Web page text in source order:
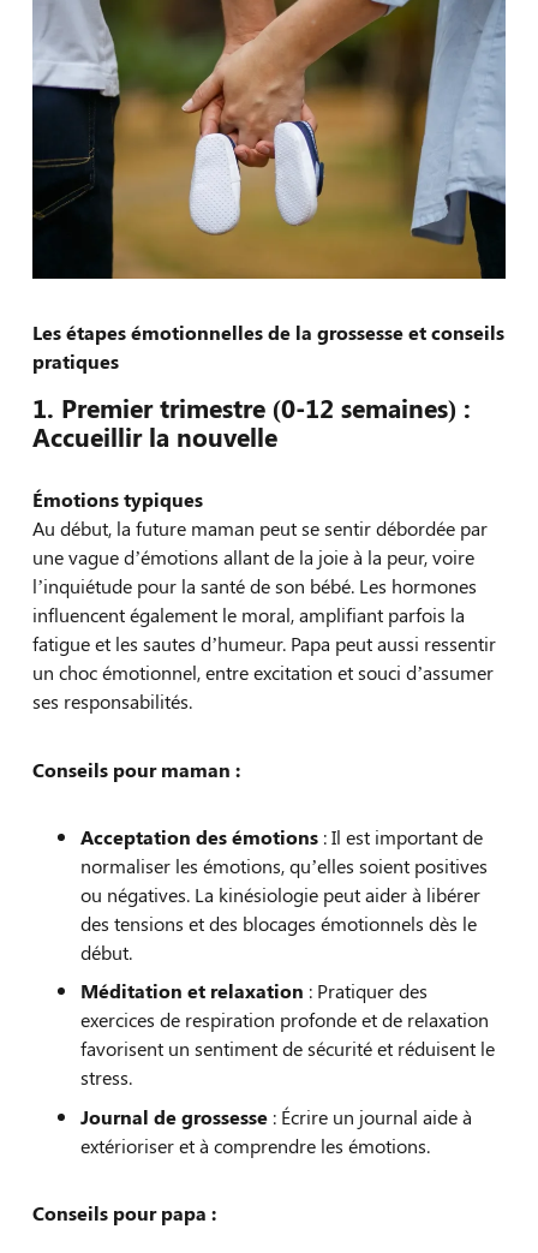
Les étapes émotionnelles de la grossesse et conseils
pratiques
1. Premier trimestre (0-12 semaines) :
Accueillir la nouvelle
Émotions typiques
Au début, la future maman peut se sentir débordée par
une vague d’émotions allant de la joie à la peur, voire
l’inquiétude pour la santé de son bébé. Les hormones
influencent également le moral, amplifiant parfois la
fatigue et les sautes d’humeur. Papa peut aussi ressentir
un choc émotionnel, entre excitation et souci d’assumer
ses responsabilités.
Conseils pour maman :
Acceptation des émotions : Il est important de
normaliser les émotions, qu’elles soient positives
ou négatives. La kinésiologie peut aider à libérer
des tensions et des blocages émotionnels dès le
début.
Méditation et relaxation : Pratiquer des
exercices de respiration profonde et de relaxation
favorisent un sentiment de sécurité et réduisent le
stress.
Journal de grossesse : Écrire un journal aide à
extérioriser et à comprendre les émotions.
Conseils pour papa :